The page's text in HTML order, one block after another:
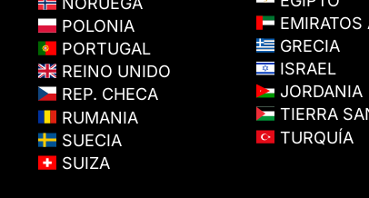
POLONIA
PORTUGAL
REINO UNIDO
REP. CHECA
RUMANIA
SUECIA
SUIZA
EMIRATOS
GRECIA
ISRAEL
JORDANIA
TIERRA
TURQUÍA